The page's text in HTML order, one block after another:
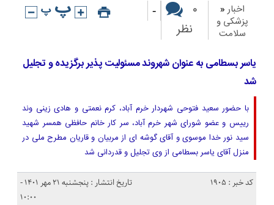
اخبار«
پزشکی و
سلامت
۰
نظر
-
یاسر بسطامی به عنوان شهروند مسئولیت پذیر برگزیده و تجلیل
شد
با حضور سعید فتوحی شهردار خرم آباد، کرم نعمتی و هادی زینی وند
رییس و عضو شورای شهر خرم آباد، سر کار خانم حافظی همسر شهید
سید نور خدا موسوی و آقای گوشه ای از مربیان و قاریان مطرح ملی در
منزل آقای یاسر بسطامی از وی تجلیل و قدردانی شد
کد خبر : 1905
تاریخ انتشار : پنجشنبه ۲۱ مهر ۱۴۰۱ -
۱۰:۰۰